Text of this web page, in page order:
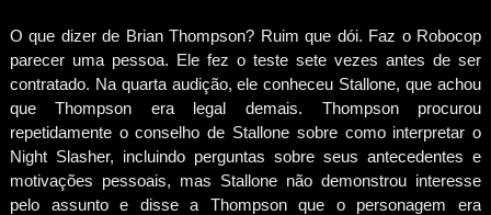
O que dizer de Brian Thompson? Ruim que dói. Faz o Robocop
parecer uma pessoa. Ele fez o teste sete vezes antes de ser
contratado. Na quarta audição, ele conheceu Stallone, que achou
que Thompson era legal demais. Thompson procurou
repetidamente o conselho de Stallone sobre como interpretar o
Night Slasher, incluindo perguntas sobre seus antecedentes e
motivações pessoais, mas Stallone não demonstrou interesse
pelo assunto e disse a Thompson que o personagem era